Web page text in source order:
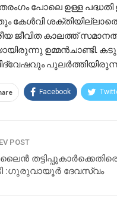
പോലെ ഉള്ള പദ്ധതി
കേള്‍വി
ജീവിത കാലത്ത്
ഉമ്മന്‍ചാണ്ടി.
Facebook
POST
:ഗുരുവായൂർ ദേവസ്വം